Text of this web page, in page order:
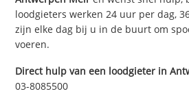
loodgieters werken 24 uur per dag,
zijn elke dag bij u in de buurt om
voeren.
Direct hulp van een loodgieter in
03-8085500